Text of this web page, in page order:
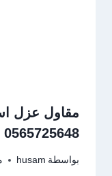
مقاول عزل
0565725648 تركيب عوازل اسطح الحويه
بواسطة husam